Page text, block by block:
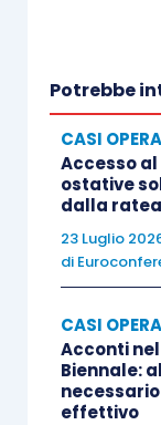
Potrebbe
CASI
Accesso
ostative
dalla
23 Luglio
di
CASI
Acconti
Biennale:
effettivo